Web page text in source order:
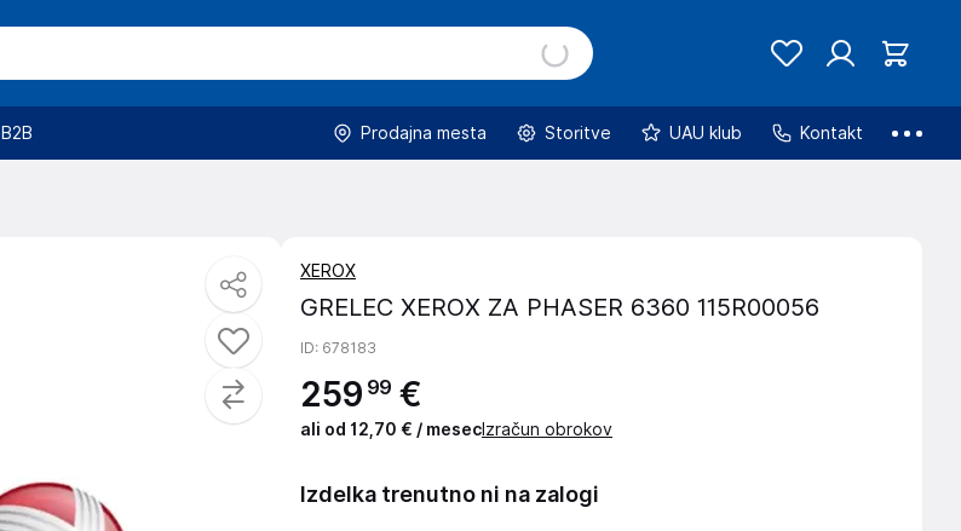
B2B Prodajna mesta Storitve UAU klub Kontakt
XEROX
GRELEC XEROX ZA PHASER 6360 115R00056
ID: 678183
259 99 €
ali od 12,70 € / mesec Izračun obrokov
Izdelka trenutno ni na zalogi